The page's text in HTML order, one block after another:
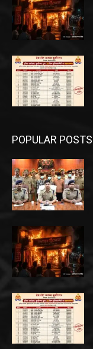
POPULAR POSTS